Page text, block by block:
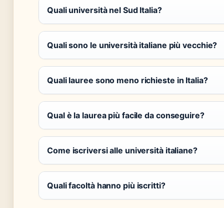
Quali università nel Sud Italia?
Quali sono le università italiane più vecchie?
Quali lauree sono meno richieste in Italia?
Qual è la laurea più facile da conseguire?
Come iscriversi alle università italiane?
Quali facoltà hanno più iscritti?